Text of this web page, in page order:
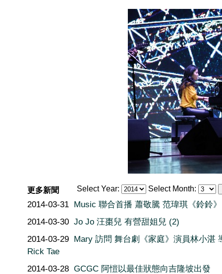
Select Year: Select Month:
更多新聞
2014-03-31 Music 聯合首播 蕭敬騰 范瑋琪《鈴鈴》
2014-03-30 Jo Jo 汪棗兒 有營甜姐兒 (2)
2014-03-29 Mary 訪問 舞台劇《家庭》演員林小湛
Rick Tae
2014-03-28 GCGC 阿愷以最佳狀態向吉隆坡出發